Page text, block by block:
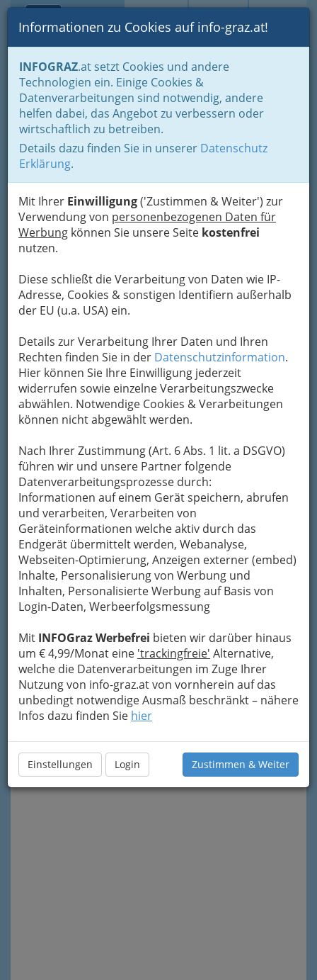
Suche Login Toggle
Informationen zu Cookies auf info-graz.at!
INFOGRAZ.at setzt Cookies und andere
Technologien ein. Einige Cookies &
Datenverarbeitungen sind notwendig, andere
helfen dabei, das Angebot zu verbessern oder
wirtschaftlich zu betreiben.
Details dazu finden Sie in unserer Datenschutz
Erklärung.
Mit Ihrer Einwilligung('Zustimmen & Weiter') zur
Verwendung von personenbezogenen Daten für
Werbung können Sie unsere Seite kostenfrei
nutzen.
Diese schließt die Verarbeitung von Daten wie IP-
Adresse, Cookies & sonstigen Identifiern außerhalb
der EU (u.a. USA) ein.
Details zur Verarbeitung Ihrer Daten und Ihren
Rechten finden Sie in der Datenschutzinformation.
Hier können Sie Ihre Einwilligung jederzeit
widerrufen sowie einzelne Verarbeitungszwecke
abwählen. Notwendige Cookies & Verarbeitungen
können nicht abgewählt werden.
Nach Ihrer Zustimmung (Art. 6 Abs. 1 lit. a DSGVO)
führen wir und unsere Partner folgende
Datenverarbeitungsprozesse durch:
Informationen auf einem Gerät speichern, abrufen
und verarbeiten, Verarbeiten von
Geräteinformationen welche aktiv durch das
Endgerät übermittelt werden, Webanalyse,
Webseiten-Optimierung, Anzeigen externer (embed)
Inhalte, Personalisierung von Werbung und
Inhalten, Personalisierte Werbung auf Basis von
Login-Daten, Werbeerfolgsmessung
Mit INFOGraz Werbefrei bieten wir darüber hinaus
um € 4,99/Monat eine 'trackingfreie' Alternative,
welche die Datenverarbeitungen im Zuge Ihrer
Nutzung von info-graz.at von vornherein auf das
unbedingt notwendige Ausmaß beschränkt – nähere
Infos dazu finden Sie hier
Einstellungen Login Zustimmen & Weiter
Home Lebens-Guide Tierfreunde Tierschutz
Tierschutzverein Judenburg
Wohnstraße 9, 8762 Oberzeiring
+43 664 505 14 32
Karte
Karte anzeigen
Kontaktaufnahme
Um die Info-Graz Firmenvor Spam-Mails zu
bewahren, verwenden wir an dieser Stelle zur
Formular. Ihre Nachricht wird nach dem
Absenden umgehend per Mail an das
Unternehmen Tierschutzverein Judenburg
weitergeleitet.
Mein Name
Meine Email Adresse
Mein Betreff
Meine Nachricht
Meine Nachricht senden